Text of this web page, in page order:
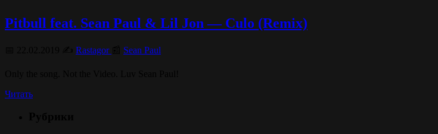
Pitbull feat. Sean Paul & Lil Jon — Culo (Remix)
Rastagor Sean Paul
Читать